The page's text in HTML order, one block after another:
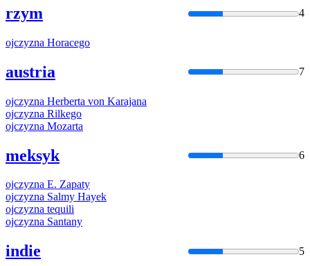
rzym 4
ojczyzna Horacego
austria 7
ojczyzna Herberta von Karajana
ojczyzna Rilkego
ojczyzna Mozarta
meksyk 6
ojczyzna E. Zapaty
ojczyzna Salmy Hayek
ojczyzna tequili
ojczyzna Santany
indie 5